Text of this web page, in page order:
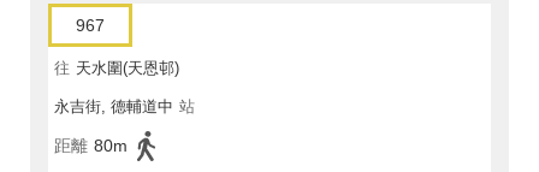
967
往 天水圍(天恩邨)
永吉街, 德輔道中 站
距離 80m